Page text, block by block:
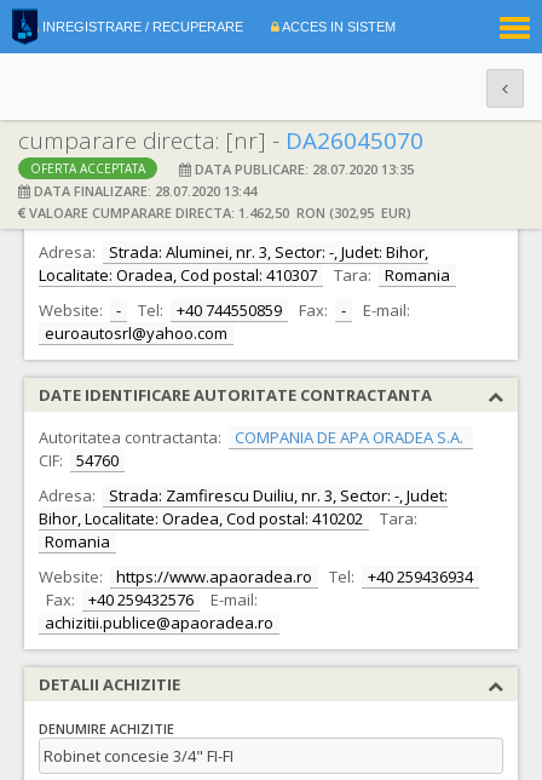
INREGISTRARE / RECUPERARE ACCES IN SISTEM
cumparare directa: [nr] - DA26045070
OFERTA ACCEPTATA
DATA PUBLICARE: 28.07.2020 13:35
DATA FINALIZARE: 28.07.2020 13:44
VALOARE CUMPARARE DIRECTA: 1.462,50 RON (302,95 EUR)
DATE IDENTIFICARE OFERTANT
Ofertant: S.C. EUROAUTO S.R.L. CIF: 7938365
Adresa:
Strada: Aluminei, nr. 3, Sector: -, Judet: Bihor,
Localitate: Oradea, Cod postal: 410307
Tara:
Romania
Website:
- Tel: +40 744550859 Fax: -
E-mail:
euroautosrl@yahoo.com
DATE IDENTIFICARE AUTORITATE CONTRACTANTA
Autoritatea contractanta:
COMPANIA DE APA ORADEA S.A.
CIF:
54760
Adresa:
Strada: Zamfirescu Duiliu, nr. 3, Sector: -, Judet:
Bihor, Localitate: Oradea, Cod postal: 410202
Tara:
Romania
Website:
https://www.apaoradea.ro Tel:
+40 259436934
Fax:
+40 259432576
E-mail:
achizitii.publice@apaoradea.ro
DETALII ACHIZITIE
DENUMIRE ACHIZITIE
Robinet concesie 3/4" FI-FI